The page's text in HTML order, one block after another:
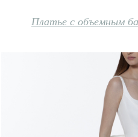
Платье с объемным